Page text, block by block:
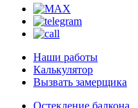
Наши работы
Калькулятор
Вызвать замерщика
Остекление балкона